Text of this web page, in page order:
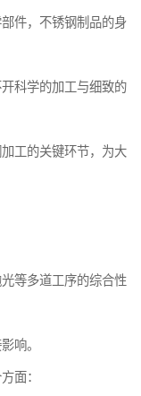
件，不锈钢制品的身
科学的加工与细致的
工的关键环节，为大
等多道工序的综合性
响。
面：